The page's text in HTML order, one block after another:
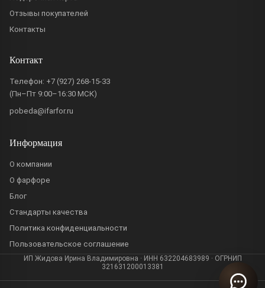
Отзывы покупателей
Контакты
Контакт
Телефон: +7 (927) 268-15-33
(Пн–Пт 9:00–16:30 МСК)
pobeda@ifarfor.ru
Информация
О компании
О фарфоре
Блог
Стандарты качества
Политика конфиденциальности
Пользовательское соглашение
ИП Жидова Ирина Владимировна · ИНН 632204683989 · ОГРНИП
321631200013381